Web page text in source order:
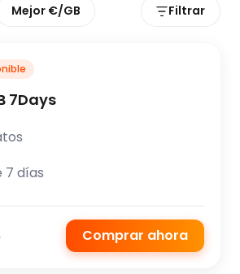
Mejor €/GB Filtrar
7Days
7 días
Comprar ahora